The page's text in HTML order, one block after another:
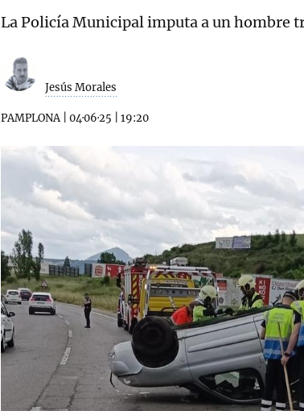
La Policía Municipal imputa a un hombre
Jesús Morales
PAMPLONA| 04·06·25 19:20